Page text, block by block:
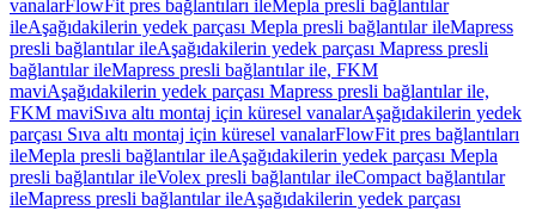
vanalarFlowFit pres bağlantıları ileMepla presli bağlantılar
ileAşağıdakilerin yedek parçası Mepla presli bağlantılar ileMapress
presli bağlantılar ileAşağıdakilerin yedek parçası Mapress presli
bağlantılar ileMapress presli bağlantılar ile, FKM
maviAşağıdakilerin yedek parçası Mapress presli bağlantılar ile,
FKM maviSıva altı montaj için küresel vanalarAşağıdakilerin yedek
parçası Sıva altı montaj için küresel vanalarFlowFit pres bağlantıları
ileMepla presli bağlantılar ileAşağıdakilerin yedek parçası Mepla
presli bağlantılar ileVolex presli bağlantılar ileCompact bağlantılar
ileMapress presli bağlantılar ileAşağıdakilerin yedek parçası